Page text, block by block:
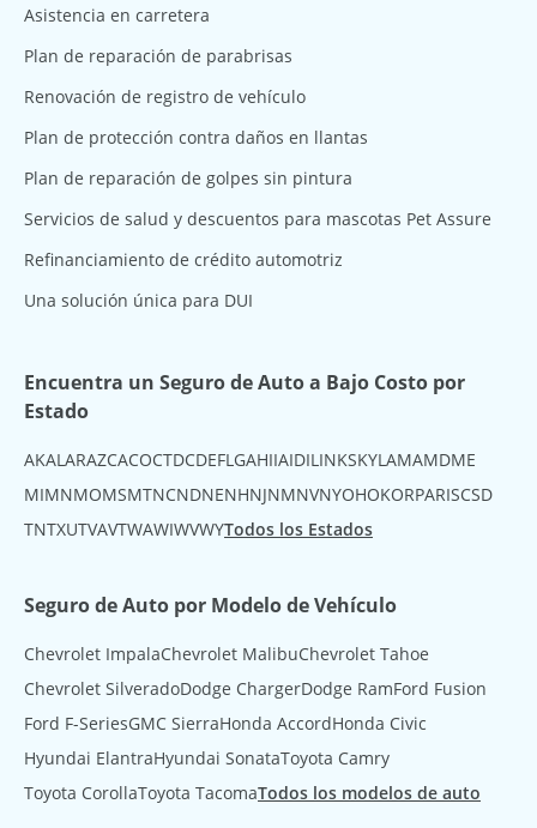
Asistencia en carretera
Plan de reparación de parabrisas
Renovación de registro de vehículo
Plan de protección contra daños en llantas
Plan de reparación de golpes sin pintura
Servicios de salud y descuentos para mascotas Pet Assure
Refinanciamiento de crédito automotriz
Una solución única para DUI
Encuentra un Seguro de Auto a Bajo Costo por
Estado
AKAL ARAZCACOCTDCDEFL GAHIIAIDIL INKSKYLAMAMDME
MIMNMOMSMTNCNDNENHNJNMNVNYOHOKORPARISCSD
TNTXUTVAVTWAWIWVWYTodos los Estados
Seguro de Auto por Modelo de Vehículo
Chevrolet ImpalaChevrolet MalibuChevrolet Tahoe
Chevrolet SilveradoDodge ChargerDodge RamFord Fusion
Ford F-SeriesGMC SierraHonda AccordHonda Civic
Hyundai ElantraHyundai SonataToyota Camry
Toyota CorollaToyota TacomaTodos los modelos de auto